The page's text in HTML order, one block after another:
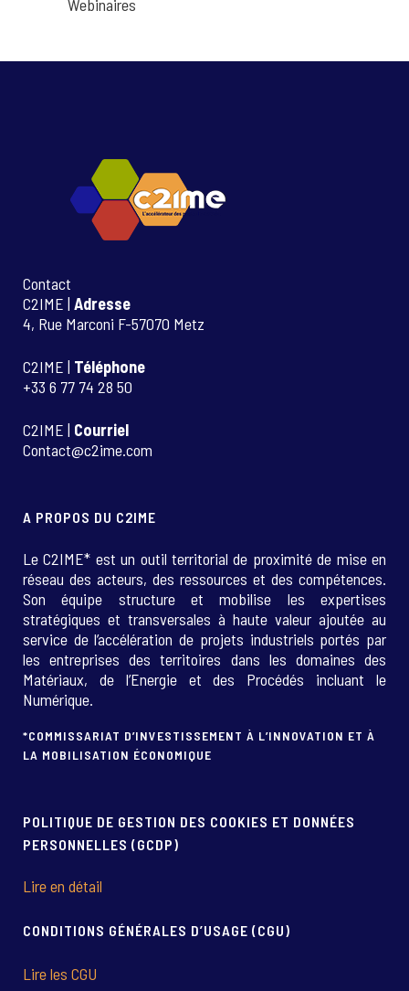
Webinaires
Contact
C2IME | Adresse
4, Rue Marconi F-57070 Metz
C2IME | Téléphone
+33 6 77 74 28 50
C2IME | Courriel
Contact@c2ime.com
A PROPOS DU C2IME
Le C2IME* est un outil territorial de proximité de mise en
réseau des acteurs, des ressources et des compétences.
Son équipe structure et mobilise les expertises
stratégiques et transversales à haute valeur ajoutée au
service de l’accélération de projets industriels portés par
les entreprises des territoires dans les domaines des
Matériaux, de l’Energie et des Procédés incluant le
Numérique.
*COMMISSARIAT D’INVESTISSEMENT À L’INNOVATION ET À
LA MOBILISATION ÉCONOMIQUE
POLITIQUE DE GESTION DES COOKIES ET DONNÉES
PERSONNELLES (GCDP)
Lire en détail
CONDITIONS GÉNÉRALES D’USAGE (CGU)
Lire les CGU